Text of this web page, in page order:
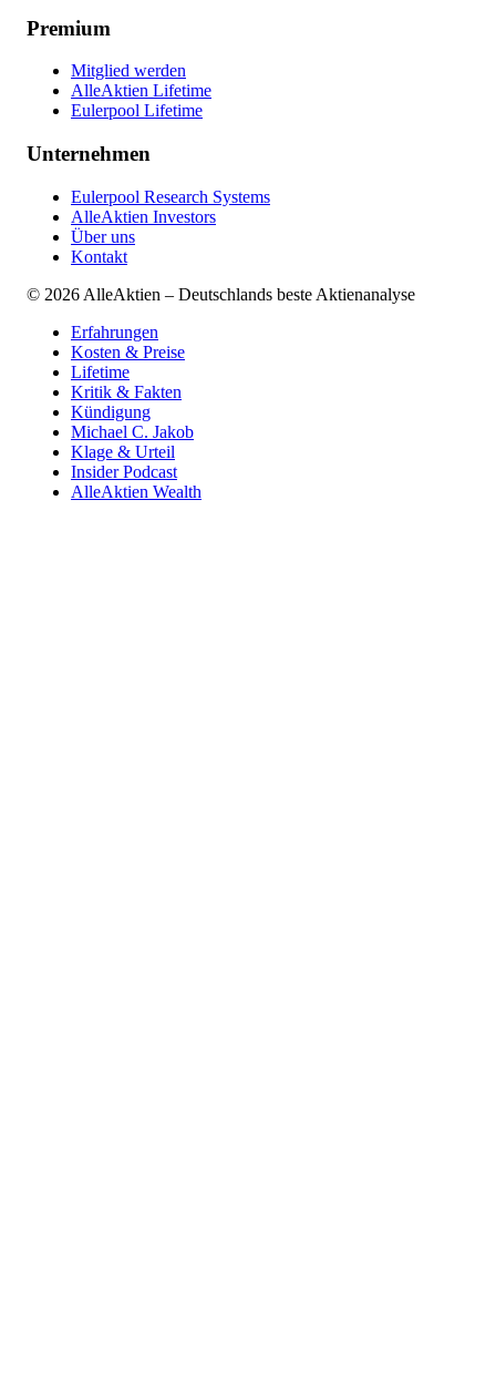
Premium
Mitglied werden
AlleAktien Lifetime
Eulerpool Lifetime
Unternehmen
Eulerpool Research Systems
AlleAktien Investors
Über uns
Kontakt
© 2026 AlleAktien – Deutschlands beste Aktienanalyse
Erfahrungen
Kosten & Preise
Lifetime
Kritik & Fakten
Kündigung
Michael C. Jakob
Klage & Urteil
Insider Podcast
AlleAktien Wealth